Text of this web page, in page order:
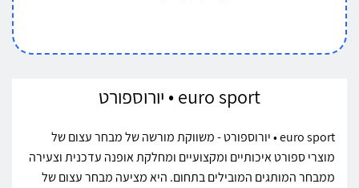
euro sport • יורוספורט
euro sport • יורוספורט - משווקת מורשה של מבחר עצום של
מוצרי ספורט איכותיים ומקצועיים ומחלקת אופנה עדכנית וצעירה
ממבחר המותגים המובילים בתחום. היא מציעה מבחר עצום של